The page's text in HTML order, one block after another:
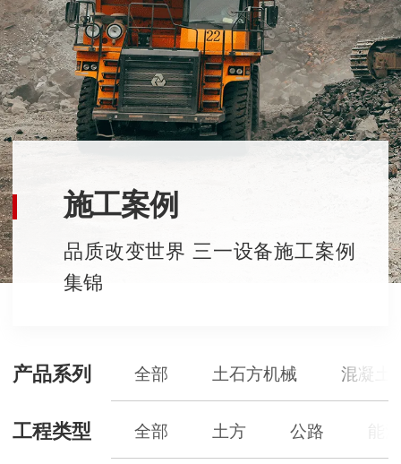
施工案例
品质改变世界 三一设备施工案例
集锦
产品系列 全部 土石方机械 混凝土
工程类型 全部 土方 公路 能